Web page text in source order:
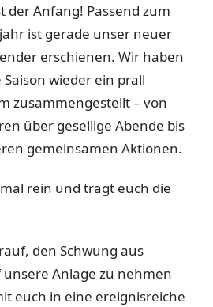
der Anfang! Passend zum
ist gerade unser neuer
erschienen. Wir haben
wieder ein prall
zusammengestellt – von
über gesellige Abende bis
gemeinsamen Aktionen.
rein und tragt euch die
den Schwung aus
Anlage zu nehmen
euch in eine ereignisreiche